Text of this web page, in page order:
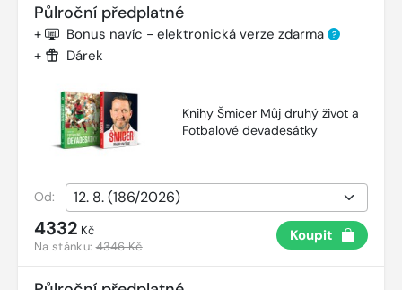
Půlroční předplatné
+ Bonus navíc - elektronická verze zdarma ?
+ Dárek
Knihy Šmicer Můj druhý život a
Fotbalové devadesátky
Od:
4332 Kč
Na stánku:4346 Kč
Koupit